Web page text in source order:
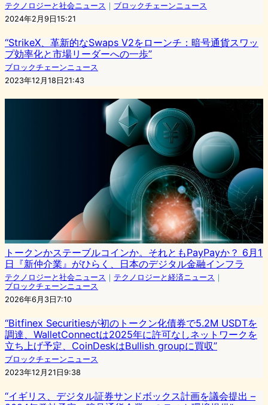
テクノロジーと社会ニュース ｜ ブロックチェーンニュース
2024年2月9日15:21
“StrikeX、革新的なSwaps V2をローンチ：暗号通貨スワッ
プ効率化と市場リーダーへの一歩”
ブロックチェーンニュース
2023年12月18日21:43
トークンかステーブルコインか。それともPayPayか？ 6月1
日『新仲介業』がひらく、日本のデジタル金融インフラ
テクノロジーと社会ニュース ｜ テクノロジーと経済ニュース ｜
ブロックチェーンニュース
2026年6月3日7:10
“Bitfinex Securitiesが初のトークン化債券で5.2M USDTを
調達、WalletConnectは2025年に許可なしネットワークを
立ち上げ予定、CoinDeskはBullish groupに買収”
ブロックチェーンニュース
2023年12月21日9:38
“イギリス、デジタル証券サンドボックス計画を議会提出 –